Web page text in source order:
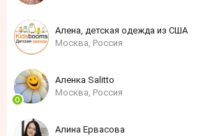
Алена, детская одежда из США
Москва, Россия
Аленка Sаlittо
Москва, Россия
Алина Ервасова